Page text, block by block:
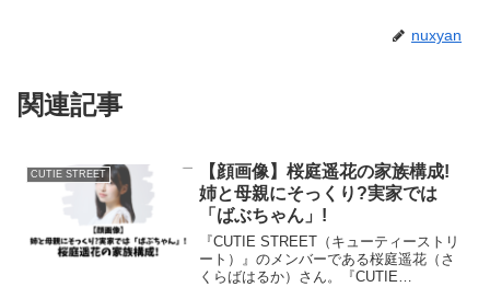
nuxyan
関連記事
CUTIE STREET
【顔画像】桜庭遥花の家族構成!
姉と母親にそっくり?実家では
「ばぶちゃん」!
『CUTIE STREET（キューティーストリ
ート）』のメンバーである桜庭遥花（さ
くらばはるか）さん。『CUTIE